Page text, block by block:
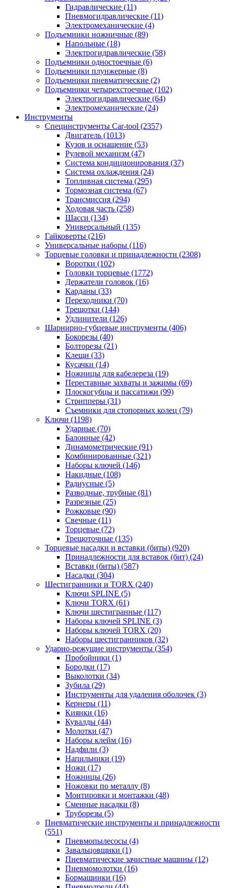
Гидравлические (11)
Пневмогидравлические (11)
Электромеханические (4)
Подъемники ножничные (89)
Напольные (18)
Электрогидравлические (58)
Подъемники одностоечные (6)
Подъемники плунжерные (8)
Подъемники пневматические (2)
Подъемники четырехстоечные (102)
Электрогидравлические (64)
Электромеханические (24)
Инструменты
Специнструменты Car-tool (2357)
Двигатель (1013)
Кузов и оснащение (53)
Рулевой механизм (47)
Система кондиционирования (37)
Система охлаждения (24)
Топливная система (295)
Тормозная система (67)
Трансмиссия (294)
Ходовая часть (258)
Шасси (134)
Универсальный (135)
Гайковерты (216)
Универсальные наборы (116)
Торцевые головки и принадлежности (2308)
Воротки (102)
Головки торцевые (1772)
Держатели головок (16)
Карданы (33)
Переходники (70)
Трещотки (144)
Удлинители (126)
Шарнирно-губцевые инструменты (406)
Бокорезы (40)
Болторезы (21)
Клещи (33)
Кусачки (14)
Ножницы для кабелереза (19)
Переставные захваты и зажимы (69)
Плоскогубцы и пассатижи (99)
Стрипперы (31)
Съемники для стопорных колец (79)
Ключи (1198)
Ударные (70)
Балонные (42)
Динамометрические (91)
Комбинированные (321)
Наборы ключей (146)
Накидные (108)
Радиусные (5)
Разводные, трубные (81)
Разрезные (25)
Рожковые (90)
Свечные (11)
Торцевые (72)
Трещоточные (135)
Торцевые насадки и вставки (биты) (920)
Принадлежности для вставок (бит) (24)
Вставки (биты) (587)
Насадки (304)
Шестигранники и TORX (240)
Ключи SPLINE (5)
Ключи TORX (61)
Ключи шестигранные (117)
Наборы ключей SPLINE (3)
Наборы ключей TORX (20)
Наборы шестигранников (32)
Ударно-режущие инструменты (354)
Пробойники (1)
Бородки (17)
Выколотки (34)
Зубила (29)
Инструменты для удаления оболочек (3)
Кернеры (11)
Киянки (16)
Кувалды (44)
Молотки (47)
Наборы клейм (16)
Надфили (3)
Напильники (19)
Ножи (17)
Ножницы (26)
Ножовки по металлу (8)
Монтировки и монтажки (48)
Сменные насадки (8)
Труборезы (5)
Пневматические инструменты и принадлежности
(551)
Пневмопылесосы (4)
Завальцовщики (1)
Пневматические зачистные машины (12)
Пневмомолотки (16)
Бормашинки (16)